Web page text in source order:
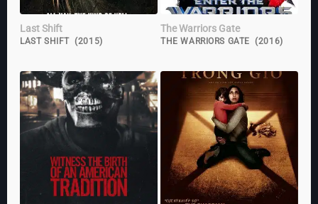
Last Shift
LAST SHIFT (2015)
The Warriors Gate
THE WARRIORS GATE (2016)